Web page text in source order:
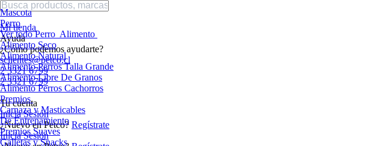
Mi tienda
Ayuda
¿Cómo podemos ayudarte?
sclientes@petco.cl
2 3321 6799
2 3321 6799
Tu cuenta
Inicia Sesión
¿Nuevo en Petco? Regístrate
Inicia Sesión
Mascota
Perro
Ver todo Perro Alimento
Alimento Seco
Alimento Natural
Alimento Perros Talla Grande
Alimento Libre De Granos
Alimento Perros Cachorros
Premios
Carnaza y Masticables
De Entrenamiento
Premios Suaves
Galletas y Snacks